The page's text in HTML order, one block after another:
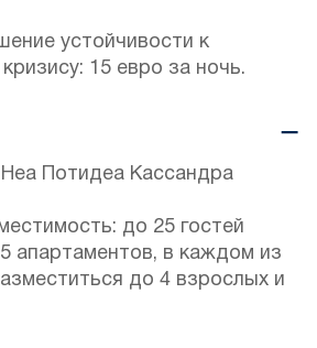
устойчивости к
15 евро за ночь.
Потидеа Кассандра
до 25 гостей
апартаментов, в каждом из
до 4 взрослых и